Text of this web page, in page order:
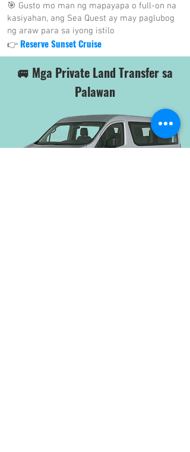
🎯 Gusto mo man ng mapayapa o full-on na
kasiyahan, ang Sea Quest ay may paglubog
ng araw para sa iyong istilo
👉 Reserve Sunset Cruise
🚐 Mga Private Land Transfer sa
Palawan